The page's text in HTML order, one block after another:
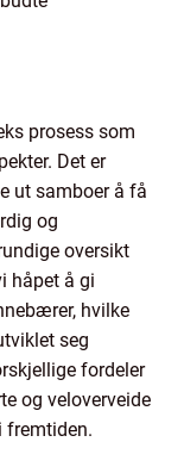
prosess som
Det er
ut samboer å få
og
oversikt
håpet å gi
hvilke
seg
fordeler
og veloverveide
fremtiden.